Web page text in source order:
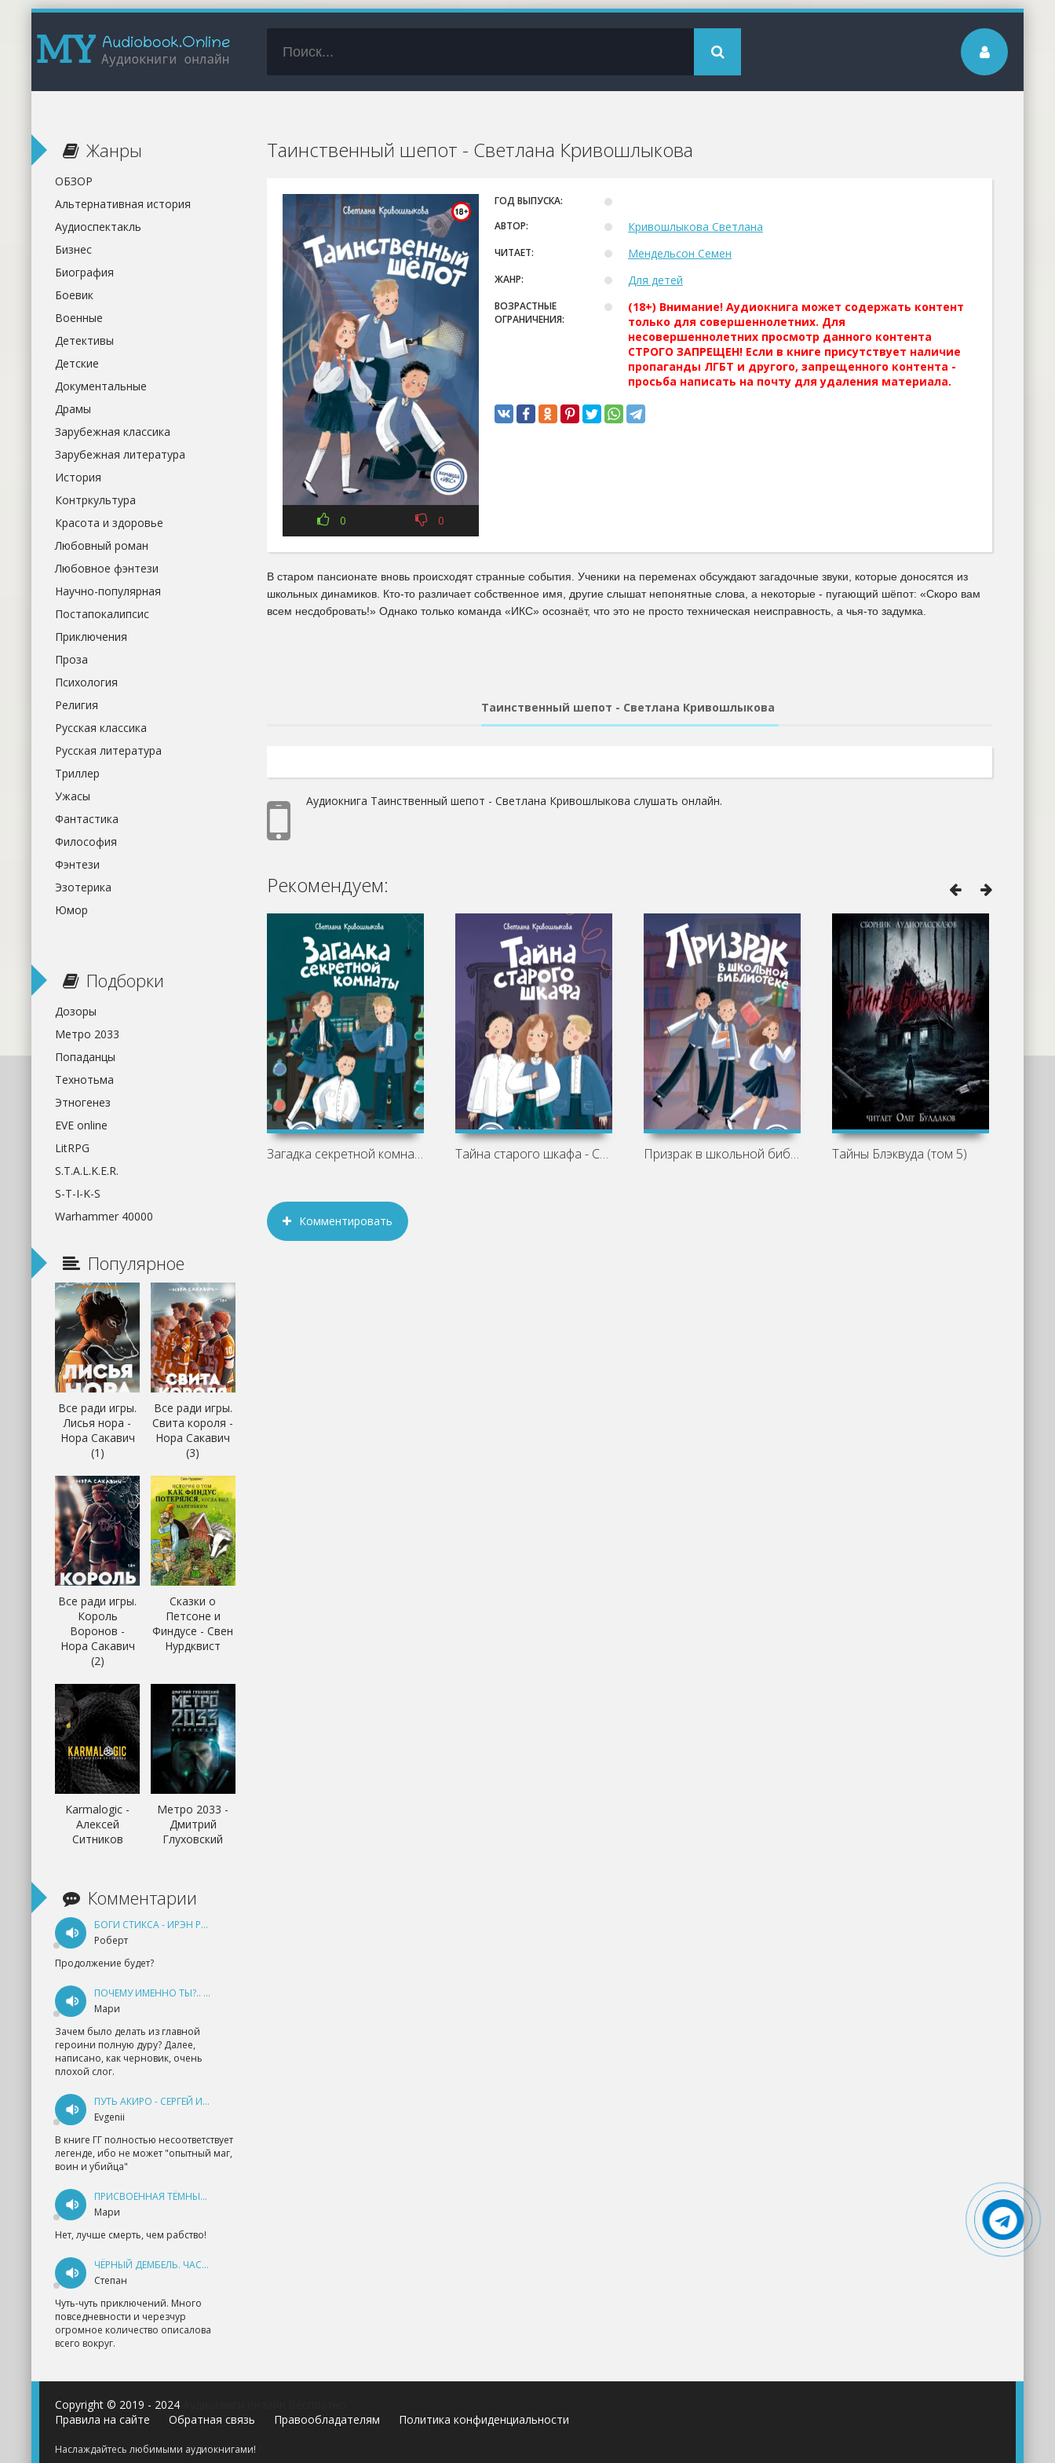
Таинственный шепот - Светлана Кривошлыкова
0 0
ГОД ВЫПУСКА:
АВТОР:
Кривошлыкова Светлана
ЧИТАЕТ: Мендельсон Семен
ЖАНР: Для детей
ВОЗРАСТНЫЕ
ОГРАНИЧЕНИЯ:
(18+) Внимание! Аудиокнига может содержать контент
только для совершеннолетних. Для
несовершеннолетних просмотр данного контента
СТРОГО ЗАПРЕЩЕН! Если в книге присутствует наличие
пропаганды ЛГБТ и другого, запрещенного контента -
просьба написать на почту для удаления материала.
В старом пансионате вновь происходят странные события. Ученики на переменах обсуждают загадочные звуки, которые доносятся из
школьных динамиков. Кто-то различает собственное имя, другие слышат непонятные слова, а некоторые - пугающий шёпот: «Скоро вам
всем несдобровать!» Однако только команда «ИКС» осознаёт, что это не просто техническая неисправность, а чья-то задумка.
Таинственный шепот - Светлана Кривошлыкова
Аудиокнига Таинственный шепот - Светлана Кривошлыкова слушать онлайн.
Рекомендуем:
Загадка секретной комнаты - Светлана Тайна старого шкафа - Светлана Призрак в школьной библиотеке - Тайны Блэквуда (том 5)
Комментировать
Жанры
ОБЗОР
Альтернативная история
Аудиоспектакль
Бизнес
Биография
Боевик
Военные
Детективы
Детские
Документальные
Драмы
Зарубежная классика
Зарубежная литература
История
Контркультура
Красота и здоровье
Любовный роман
Любовное фэнтези
Научно-популярная
Постапокалипсис
Приключения
Проза
Психология
Религия
Русская классика
Русская литература
Триллер
Ужасы
Фантастика
Философия
Фэнтези
Эзотерика
Юмор
Подборки
Дозоры
Метро 2033
Попаданцы
Технотьма
Этногенез
EVE online
LitRPG
S.T.A.L.K.E.R.
S-T-I-K-S
Warhammer 40000
Популярное
Все ради игры.
Лисья нора -
Нора Сакавич
(1)
Все ради игры.
Свита короля -
Нора Сакавич
(3)
Все ради игры.
Король
Воронов -
Нора Сакавич
(2)
Сказки о
Петсоне и
Финдусе - Свен
Нурдквист
Karmalogic -
Алексей
Ситников
Метро 2033 -
Дмитрий
Глуховский
Комментарии
БОГИ СТИКСА - ИРЭН РУДКЕВИЧ
Роберт
Продолжение будет?
ПОЧЕМУ ИМЕННО ТЫ?.. КНИГА 1 - ЕКАТЕРИНА ЮДИНА
Мари
Зачем было делать из главной
героини полную дуру? Далее,
написано, как черновик, очень
плохой слог.
ПУТЬ АКИРО - СЕРГЕЙ ИЗМАЙЛОВ
Evgenii
В книге ГГ полностью несоответствует
легенде, ибо не может "опытный маг,
воин и убийца"
ПРИСВОЕННАЯ ТЁМНЫМ. ПРОКЛЯТАЯ ЛЮБОВЬ - АННА ГЕРР
Мари
Нет, лучше смерть, чем рабство!
ЧЁРНЫЙ ДЕМБЕЛЬ. ЧАСТЬ 1 - АНДРЕЙ ФЕДИН
Степан
Чуть-чуть приключений. Много
повседневности и черезчур
огромное количество описалова
всего вокруг.
Copyright © 2019 - 2024
Правила на сайте
Обратная связь Правообладателям Политика конфиденциальности
Наслаждайтесь любимыми аудиокнигами!